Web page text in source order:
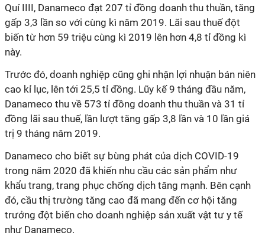
Quí IIII, Danameco đạt 207 tỉ đồng doanh thu thuần, tăng
gấp 3,3 lần so với cùng kì năm 2019. Lãi sau thuế đột
biến từ hơn 59 triệu cùng kì 2019 lên hơn 4,8 tỉ đồng kì
này.
Trước đó, doanh nghiệp cũng ghi nhận lợi nhuận bán niên
cao kỉ lục, lên tới 25,5 tỉ đồng. Lũy kế 9 tháng đầu năm,
Danameco thu về 573 tỉ đồng doanh thu thuần và 31 tỉ
đồng lãi sau thuế, lần lượt tăng gấp 3,8 lần và 10 lần giá
trị 9 tháng năm 2019.
Danameco cho biết sự bùng phát của dịch COVID-19
trong năm 2020 đã khiến nhu cầu các sản phẩm như
khẩu trang, trang phục chống dịch tăng mạnh. Bên cạnh
đó, cầu thị trường tăng cao đã mang đến cơ hội tăng
trưởng đột biến cho doanh nghiệp sản xuất vật tư y tế
như Danameco.